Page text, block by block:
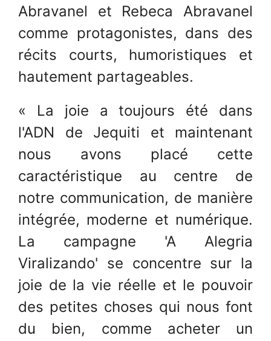
Abravanel et Rebeca Abravanel
comme protagonistes, dans des
récits courts, humoristiques et
hautement partageables.
« La joie a toujours été dans
l'ADN de Jequiti et maintenant
nous avons placé cette
caractéristique au centre de
notre communication, de manière
intégrée, moderne et numérique.
La campagne 'A Alegria
Viralizando' se concentre sur la
joie de la vie réelle et le pouvoir
des petites choses qui nous font
du bien, comme acheter un